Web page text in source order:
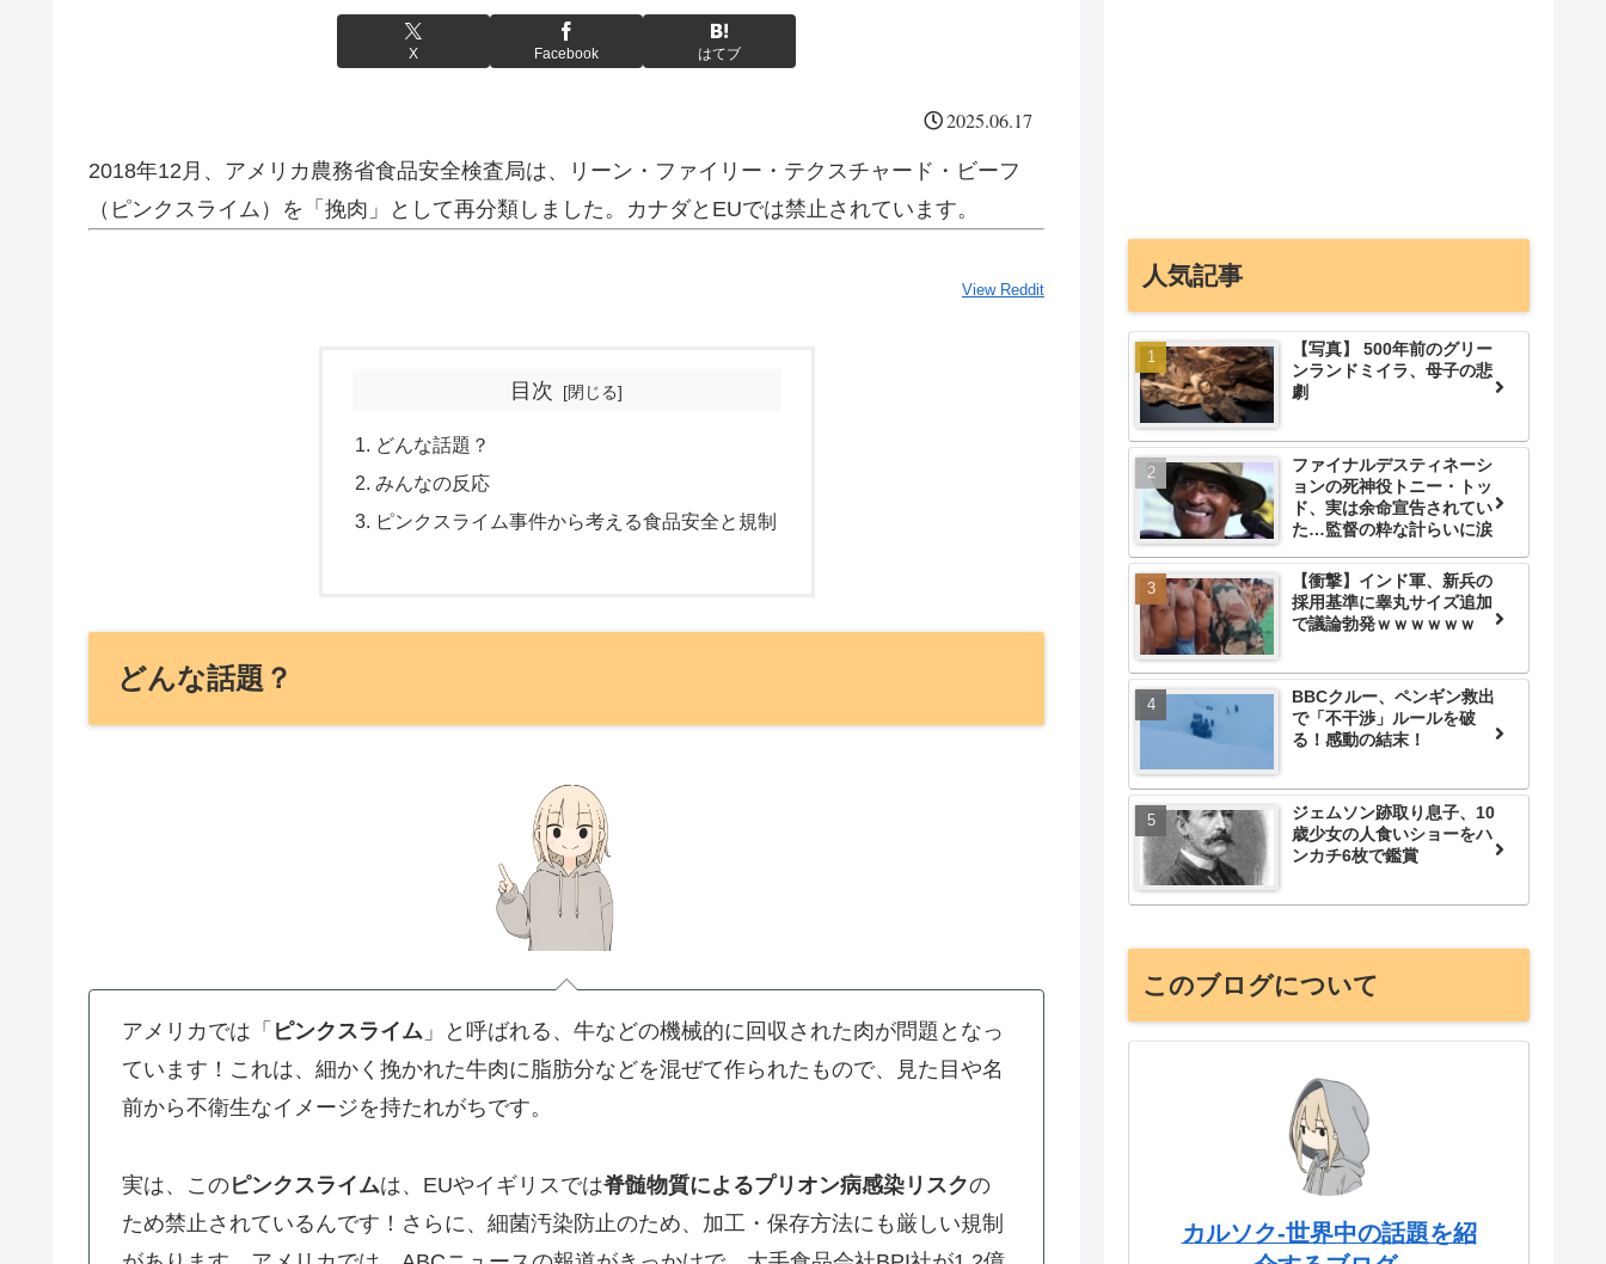
X Facebook はてブ
2025.06.17
2018年12月、アメリカ農務省食品安全検査局は、リーン・ファイリー・テクスチャード・ビーフ
（ピンクスライム）を「挽肉」として再分類しました。カナダとEUでは禁止されています。
View Reddit
目次
どんな話題？
みんなの反応
ピンクスライム事件から考える食品安全と規制
どんな話題？
アメリカでは「 ピンクスライム 」と呼ばれる、牛などの機械的に回収された肉が問題となっ
ています！これは、細かく挽かれた牛肉に脂肪分などを混ぜて作られたもので、見た目や名
前から不衛生なイメージを持たれがちです。
実は、このピンクスライムは、EUやイギリスでは脊髄物質によるプリオン病感染リスクの
ため禁止されているんです！さらに、細菌汚染防止のため、加工・保存方法にも厳しい規制
人気記事
【写真】 500年前のグリー
ンランドミイラ、母子の悲
劇
ファイナルデスティネーシ
ョンの死神役トニー・トッ
ド、実は余命宣告されてい
た…監督の粋な計らいに涙
【衝撃】インド軍、新兵の
採用基準に睾丸サイズ追加
で議論勃発ｗｗｗｗｗｗ
BBCクルー、ペンギン救出
で「不干渉」ルールを破
る！感動の結末！
ジェムソン跡取り息子、10
歳少女の人食いショーをハ
ンカチ6枚で鑑賞
このブログについて
カルソク-世界中の話題を紹